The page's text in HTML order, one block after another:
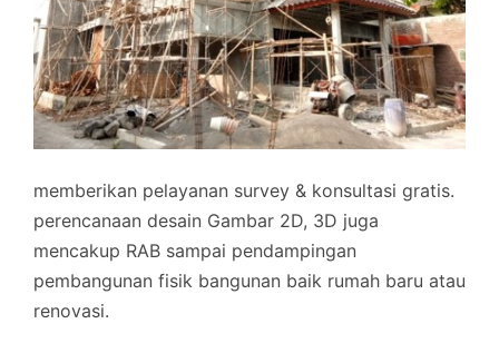
memberikan pelayanan survey & konsultasi gratis.
perencanaan desain Gambar 2D, 3D juga
mencakup RAB sampai pendampingan
pembangunan fisik bangunan baik rumah baru atau
renovasi.